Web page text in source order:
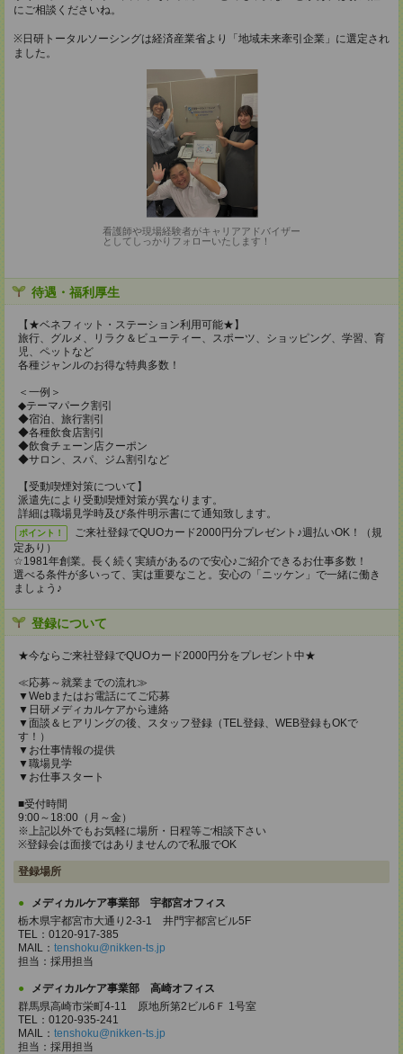
にご相談くださいね。
※日研トータルソーシングは経済産業省より「地域未来牽引企業」に選定され
ました。
看護師や現場経験者がキャリアアドバイザー
としてしっかりフォローいたします！
待遇・福利厚生
【★ベネフィット・ステーション利用可能★】
旅行、グルメ、リラク＆ビューティー、スポーツ、ショッピング、学習、育
児、ペットなど
各種ジャンルのお得な特典多数！
＜一例＞
◆テーマパーク割引
◆宿泊、旅行割引
◆各種飲食店割引
◆飲食チェーン店クーポン
◆サロン、スパ、ジム割引など
【受動喫煙対策について】
派遣先により受動喫煙対策が異なります。
詳細は職場見学時及び条件明示書にて通知致します。
ポイント！
ご来社登録でQUOカード2000円分プレゼント♪週払いOK！（規
定あり）
☆1981年創業。長く続く実績があるので安心♪ご紹介できるお仕事多数！
選べる条件が多いって、実は重要なこと。安心の「ニッケン」で一緒に働き
ましょう♪
登録について
★今ならご来社登録でQUOカード2000円分をプレゼント中★
≪応募～就業までの流れ≫
▼Webまたはお電話にてご応募
▼日研メディカルケアから連絡
▼面談＆ヒアリングの後、スタッフ登録（TEL登録、WEB登録もOKで
す！）
▼お仕事情報の提供
▼職場見学
▼お仕事スタート
■受付時間
9:00～18:00（月～金）
※上記以外でもお気軽に場所・日程等ご相談下さい
※登録会は面接ではありませんので私服でOK
登録場所
メディカルケア事業部 宇都宮オフィス
栃木県宇都宮市大通り2-3-1 井門宇都宮ビル5F
TEL：0120-917-385
MAIL： tenshoku@nikken-ts.jp
担当：採用担当
メディカルケア事業部 高崎オフィス
群馬県高崎市栄町4-11 原地所第2ビル6Ｆ 1号室
TEL：0120-935-241
MAIL： tenshoku@nikken-ts.jp
担当：採用担当